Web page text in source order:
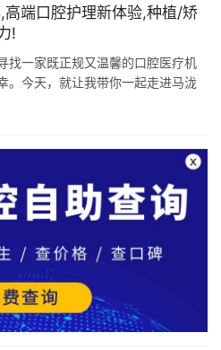
端口腔护理新体验,种植/矫
!
找一家既正规又温馨的口腔医疗机
。今天，就让我带你一起走进马泷